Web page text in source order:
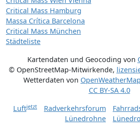
Critical Mass Hamburg
Massa Crítica Barcelona
Critical Mass München
Städteliste
Kartendaten und Geocoding von
© OpenStreetMap-Mitwirkende,
Wetterdaten von OpenWeatherMap
CC BY-SA 4.0
Luftjetzt Radverkehrsforum
Lünedrohne